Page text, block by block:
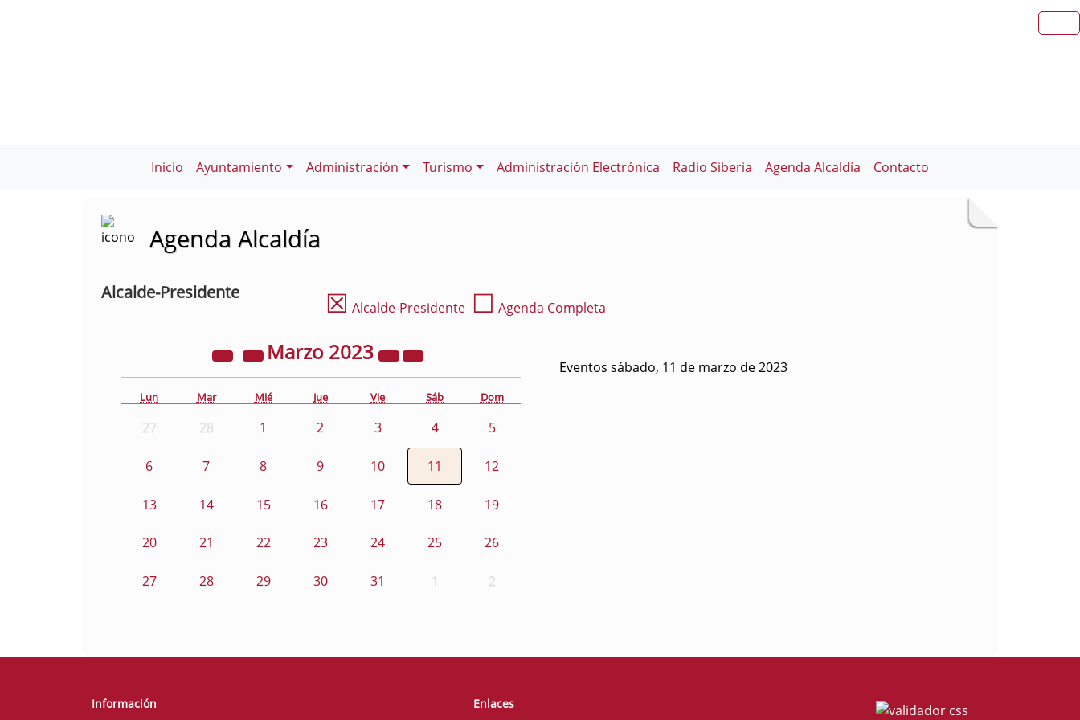
Inicio Ayuntamiento Administración Turismo Administración Electrónica Radio Siberia Agenda Alcaldía Contacto
Agenda Alcaldía
Alcalde-Presidente ☒ Alcalde-Presidente ☐ Agenda Completa
Marzo 2023
Lun Mar Mié Jue Vie Sáb Dom
27 28 1 2 3 4 5
6 7 8 9 10 11 12
13 14 15 16 17 18 19
20 21 22 23 24 25 26
27 28 29 30 31 1 2
Eventos sábado, 11 de marzo de 2023
Información Enlaces